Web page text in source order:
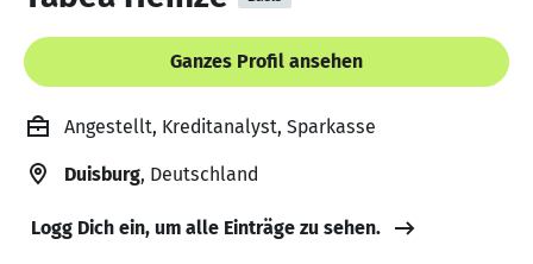
Ganzes Profil ansehen
Angestellt, Kreditanalyst, Sparkasse
Duisburg, Deutschland
Logg Dich ein, um alle Einträge zu sehen.